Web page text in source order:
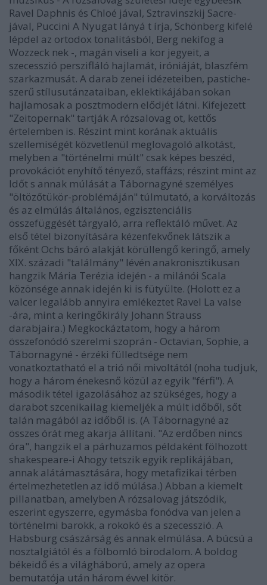
Ravel Daphnis és Chloé jával, Sztravinszkij Sacre-
jával, Puccini A Nyugat lányá t írja, Schönberg kifelé
lépdel az ortodox tonalitásból, Berg nekifog a
Wozzeck nek -, magán viseli a kor jegyeit, a
szecesszió perszifláló hajlamát, iróniáját, blaszfém
szarkazmusát. A darab zenei idézeteiben, pastiche-
szerű stílusutánzataiban, eklektikájában sokan
hajlamosak a posztmodern elődjét látni. Kifejezett
"Zeitopernak" tartják A rózsalovag ot, kettős
értelemben is. Részint mint korának aktuális
szellemiségét közvetlenül meglovagoló alkotást,
melyben a "történelmi múlt" csak képes beszéd,
provokációt enyhítő tényező, staffázs; részint mint az
Időt s annak múlását a Tábornagyné személyes
"öltözőtükör-problémáján" túlmutató, a korváltozás
és az elmúlás általános, egzisztenciális
összefüggését tárgyaló, arra reflektáló művet. Az
első tétel bizonyítására kézenfekvőnek látszik a
főként Ochs báró alakját körüllengő keringő, amely
XIX. századi "találmány" lévén anakronisztikusan
hangzik Mária Terézia idején - a milánói Scala
közönsége annak idején ki is fütyülte. (Holott ez a
valcer legalább annyira emlékeztet Ravel La valse
-ára, mint a keringőkirály Johann Strauss
darabjaira.) Megkockáztatom, hogy a három
összefonódó szerelmi szoprán - Octavian, Sophie, a
Tábornagyné - érzéki fülledtsége nem
vonatkoztatható el a trió női mivoltától (noha tudjuk,
hogy a három énekesnő közül az egyik "férfi"). A
második tétel igazolásához az szükséges, hogy a
darabot szcenikailag kiemeljék a múlt időből, sőt
talán magából az időből is. (A Tábornagyné az
összes órát meg akarja állítani. "Az erdőben nincs
óra", hangzik el a párhuzamos példaként fölhozott
shakespeare-i Ahogy tetszik egyik replikájában,
annak alátámasztására, hogy metafizikai térben
értelmezhetetlen az idő múlása.) Abban a kiemelt
pillanatban, amelyben A rózsalovag játszódik,
eszerint egyszerre, egymásba fonódva van jelen a
történelmi barokk, a rokokó és a szecesszió. A
Habsburg császárság és annak elmúlása. A búcsú a
nosztalgiától és a fölbomló birodalom. A boldog
békeidő és a világháború, amely az opera
bemutatója után három évvel kitör.